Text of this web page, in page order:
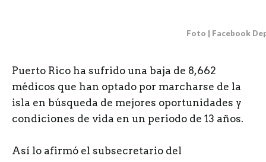
Foto | Facebook
Puerto Rico ha sufrido una baja de 8,662
médicos que han optado por marcharse de la
isla en búsqueda de mejores oportunidades y
condiciones de vida en un periodo de 13 años.
Así lo afirmó el subsecretario del